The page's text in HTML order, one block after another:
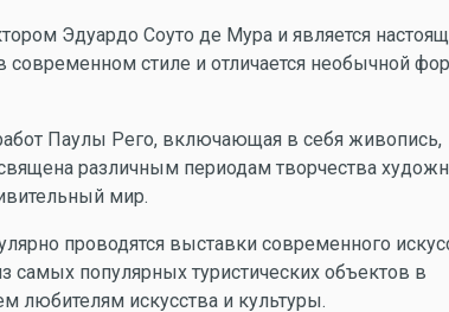
Эдуардо Соуто де Мура и является
стиле и отличается необычной
Паулы Рего, включающая в себя живопись,
различным периодам творчества
мир.
проводятся выставки современного
самых популярных туристических объектов в
любителям искусства и культуры.